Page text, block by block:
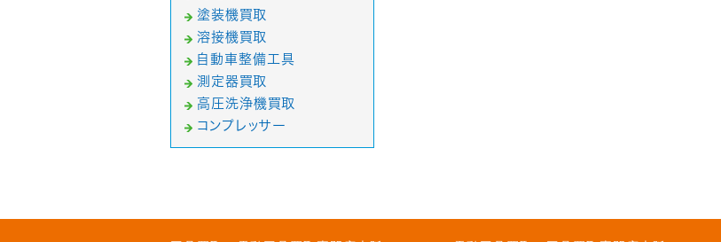
塗装機買取
溶接機買取
自動車整備工具
測定器買取
高圧洗浄機買取
コンプレッサー